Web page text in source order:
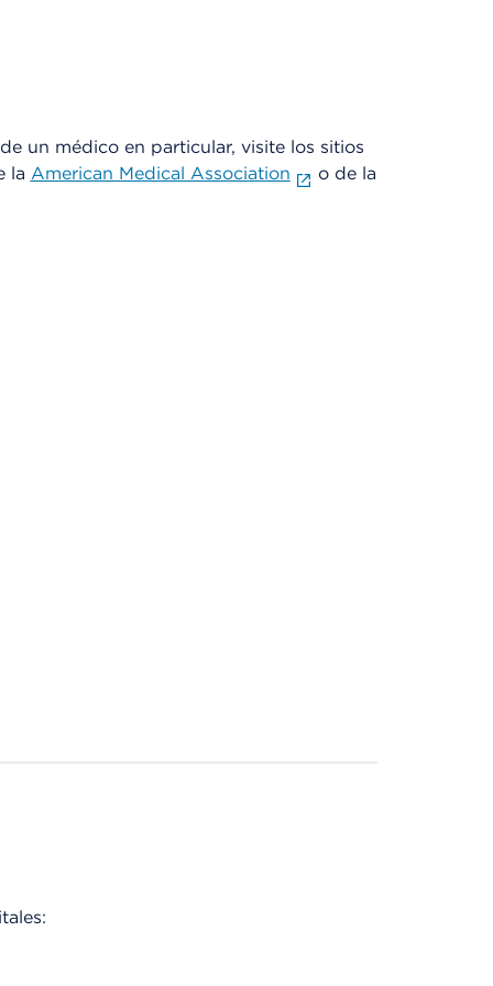
un médico en particular, visite los sitios
la American Medical Association
o de la